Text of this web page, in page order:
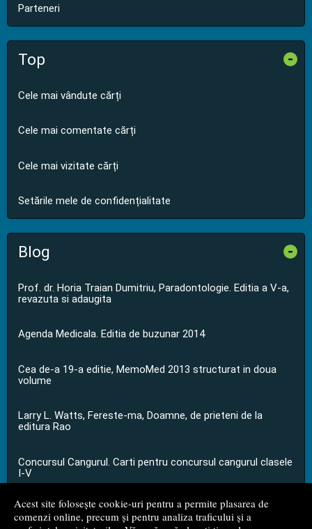
Acest site folosește cookie-uri pentru a permite plasarea de
comenzi online, precum și pentru analiza traficului și a
Parteneri
Top -
Cele mai vândute cărți
Cele mai comentate cărți
Cele mai vizitate cărți
Setările mele de confidențialitate
Blog -
Prof. dr. Horia Traian Dumitriu, Paradontologie. Editia a V-a,
revazuta si adaugita
Agenda Medicala. Editia de buzunar 2014
Cea de-a 19-a editie, MemoMed 2013 structurat in doua
volume
Larry L. Watts, Fereste-ma, Doamne, de prieteni de la
editura Rao
Concursul Cangurul. Carti pentru concursul cangurul clasele
I-V
...toate știrile